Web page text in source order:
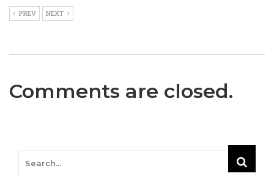
PREV NEXT
Comments are closed.